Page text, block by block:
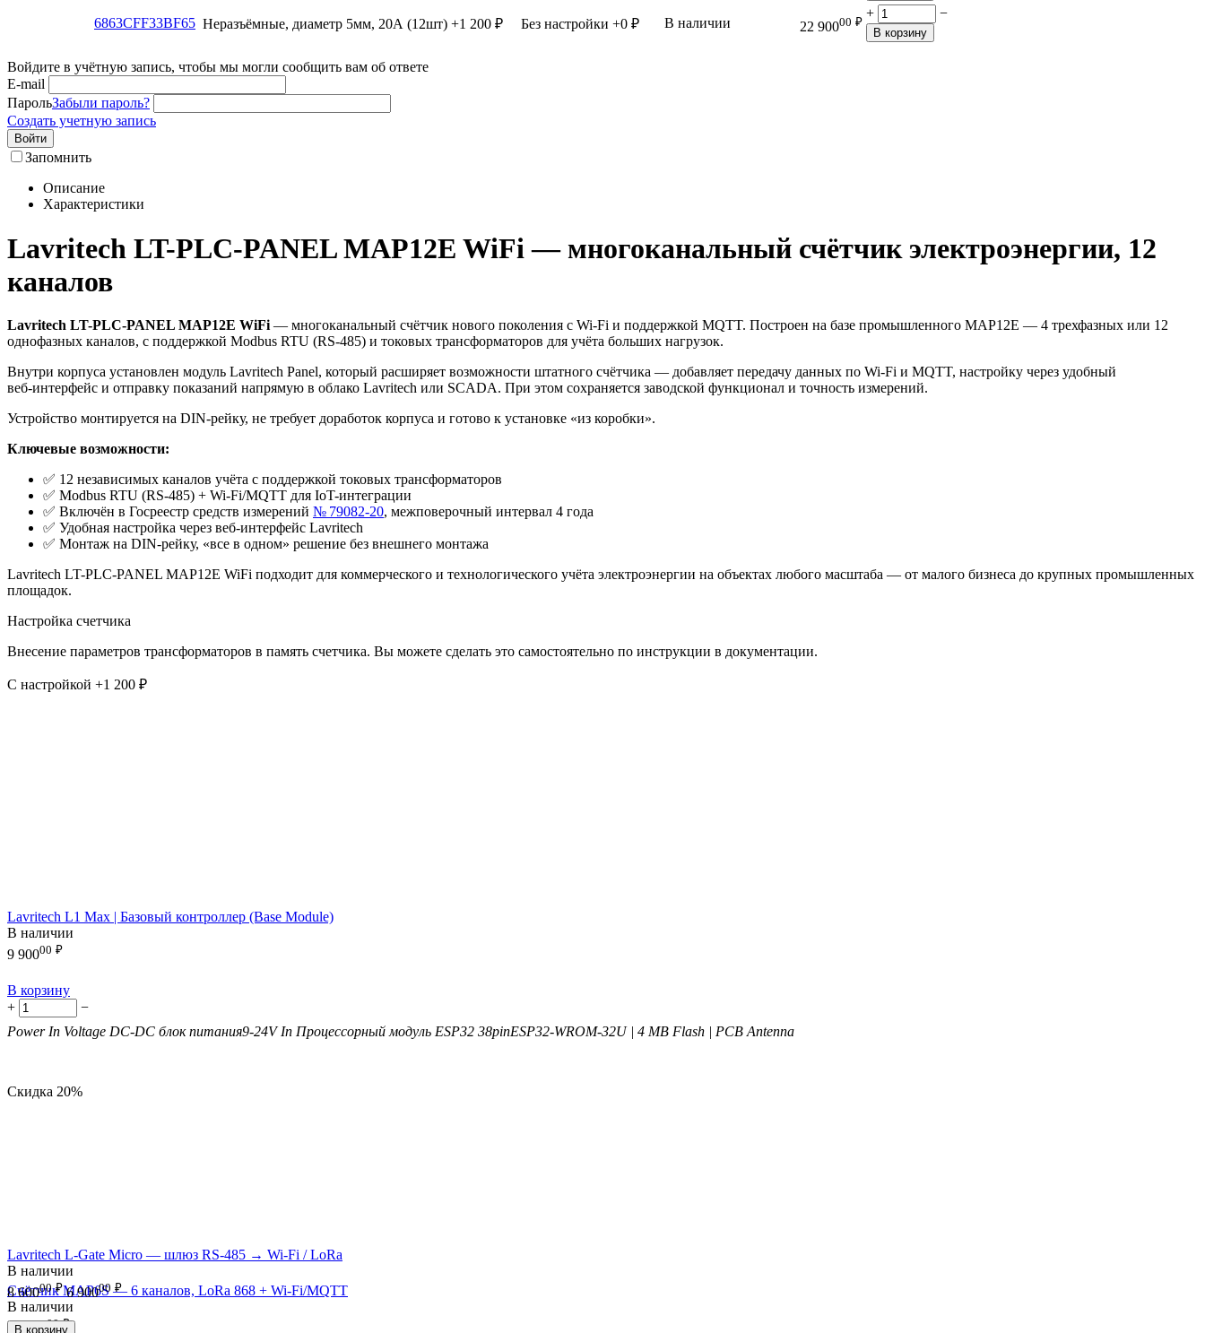
6863CFF33BF65 Неразъёмные, диаметр 5мм, 20А (12шт) +1 200 ₽ Без настройки +0 ₽ В наличии 22 90000 ₽
+ −
В корзину
Войдите в учётную запись, чтобы мы могли сообщить вам об ответе
E-mail
ПарольЗабыли пароль?
Создать учетную запись
Войти
Запомнить
Описание
Характеристики
Lavritech LT-PLC-PANEL MAP12E WiFi — многоканальный счётчик электроэнергии, 12
каналов
Lavritech LT-PLC-PANEL MAP12E WiFi — многоканальный счётчик нового поколения с Wi‑Fi и поддержкой MQTT. Построен на базе промышленного MAP12E — 4 трехфазных или 12
однофазных каналов, с поддержкой Modbus RTU (RS‑485) и токовых трансформаторов для учёта больших нагрузок.
Внутри корпуса установлен модуль Lavritech Panel, который расширяет возможности штатного счётчика — добавляет передачу данных по Wi‑Fi и MQTT, настройку через удобный
веб‑интерфейс и отправку показаний напрямую в облако Lavritech или SCADA. При этом сохраняется заводской функционал и точность измерений.
Устройство монтируется на DIN‑рейку, не требует доработок корпуса и готово к установке «из коробки».
Ключевые возможности:
✅ 12 независимых каналов учёта с поддержкой токовых трансформаторов
✅ Modbus RTU (RS‑485) + Wi‑Fi/MQTT для IoT-интеграции
✅ Включён в Госреестр средств измерений № 79082‑20, межповерочный интервал 4 года
✅ Удобная настройка через веб‑интерфейс Lavritech
✅ Монтаж на DIN‑рейку, «все в одном» решение без внешнего монтажа
Lavritech LT-PLC-PANEL MAP12E WiFi подходит для коммерческого и технологического учёта электроэнергии на объектах любого масштаба — от малого бизнеса до крупных промышленных
площадок.
Настройка счетчика
Внесение параметров трансформаторов в память счетчика. Вы можете сделать это самостоятельно по инструкции в документации.
С настройкой +1 200 ₽
Lavritech L1 Max | Базовый контроллер (Base Module)
В наличии
9 90000 ₽
В корзину
+
−
Power In Voltage DC-DC блок питания9-24V In Процессорный модуль ESP32 38pinESP32-WROM-32U | 4 MB Flash | PCB Antenna
Счётчик MAP6S — 6 каналов, LoRa 868 + Wi-Fi/MQTT
В наличии
12 40000 ₽
Скидка 20%
Lavritech L-Gate Micro — шлюз RS-485 → Wi-Fi / LoRa
В наличии
8 60000 ₽ 6 90000 ₽
В корзину